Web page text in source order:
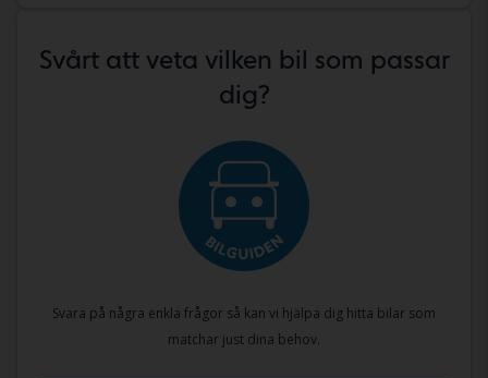
Svårt att veta vilken bil som passar
dig?
Svara på några enkla frågor så kan vi hjälpa dig hitta bilar som
matchar just dina behov.